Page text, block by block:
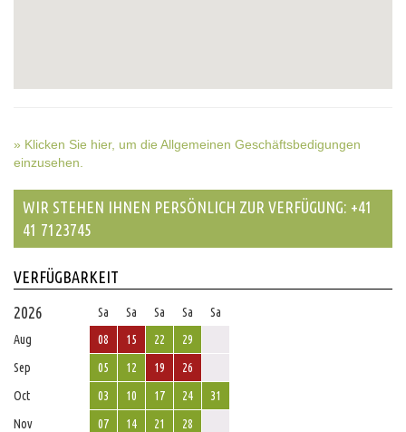
» Klicken Sie hier, um die Allgemeinen Geschäftsbedigungen
einzusehen.
WIR STEHEN IHNEN PERSÖNLICH ZUR VERFÜGUNG: +41
41 7123745
VERFÜGBARKEIT
2026
Sa Sa Sa Sa
Sa
Aug
08 15 22
29
Sep
05 12 19
26
Oct
03 10 17 24
31
Nov
07 14 21
28